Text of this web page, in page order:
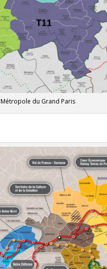
du Grand Paris